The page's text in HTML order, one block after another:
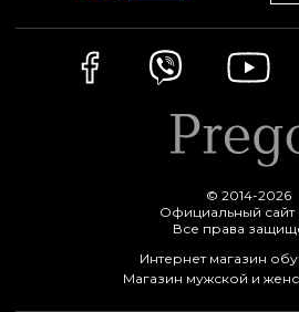
© 2014-2026
Официальный сайт
Все права
Интернет магазин
Магазин мужской и